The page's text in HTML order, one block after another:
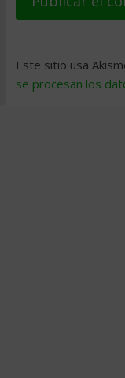
Este sitio usa
se procesan los